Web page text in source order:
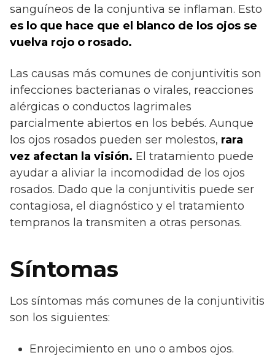
sanguíneos de la conjuntiva se inflaman. Esto
es lo que hace que el blanco de los ojos se
vuelva rojo o rosado.
Las causas más comunes de conjuntivitis son
infecciones bacterianas o virales, reacciones
alérgicas o conductos lagrimales
parcialmente abiertos en los bebés. Aunque
los ojos rosados ​​pueden ser molestos, rara
vez afectan la visión. El tratamiento puede
ayudar a aliviar la incomodidad de los ojos
rosados. Dado que la conjuntivitis puede ser
contagiosa, el diagnóstico y el tratamiento
tempranos la transmiten a otras personas.
Síntomas
Los síntomas más comunes de la conjuntivitis
son los siguientes:
Enrojecimiento en uno o ambos ojos.